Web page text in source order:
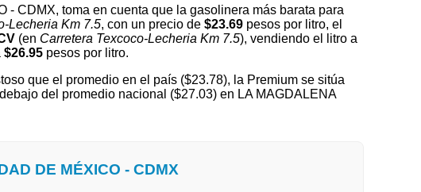
CDMX, toma en cuenta que la gasolinera más barata para
Lecheria Km 7.5, con un precio de $23.69 pesos por litro, el
(en Carretera Texcoco-Lecheria Km 7.5), vendiendo el litro a
$26.95 pesos por litro.
que el promedio en el país ($23.78), la Premium se sitúa
del promedio nacional ($27.03) en LA MAGDALENA
DE MÉXICO - CDMX